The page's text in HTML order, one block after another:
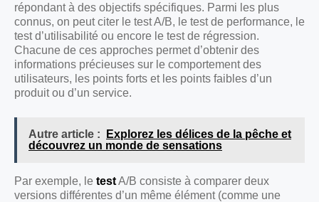
répondant à des objectifs spécifiques. Parmi les plus
connus, on peut citer le test A/B, le test de performance, le
test d’utilisabilité ou encore le test de régression.
Chacune de ces approches permet d’obtenir des
informations précieuses sur le comportement des
utilisateurs, les points forts et les points faibles d’un
produit ou d’un service.
Autre article :
Explorez les délices de la pêche et
découvrez un monde de sensations
Par exemple, le testA/B consiste à comparer deux
versions différentes d’un même élément (comme une